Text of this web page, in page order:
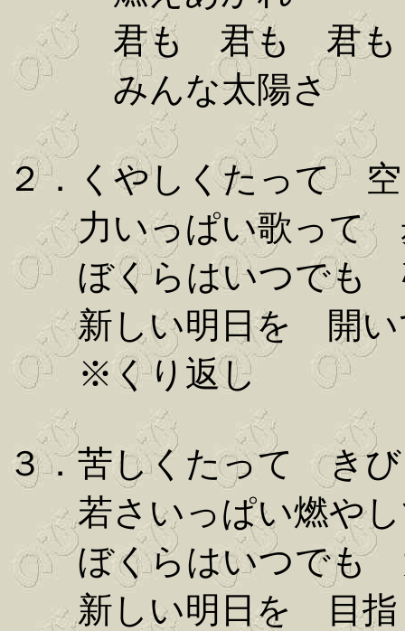
君も 君も 君も
みんな太陽さ
２．くやしくたって
力いっぱい歌って
ぼくらはいつでも
新しい明日を 開い
※くり返し
３．苦しくたって き
若さいっぱい燃や
ぼくらはいつでも
新しい明日を 目指